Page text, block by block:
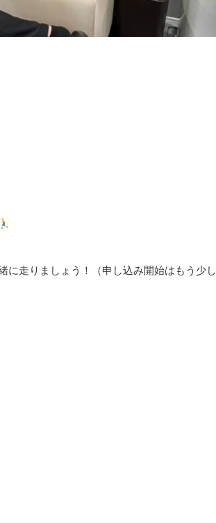
に走りましょう！（申し込み開始はもう少し